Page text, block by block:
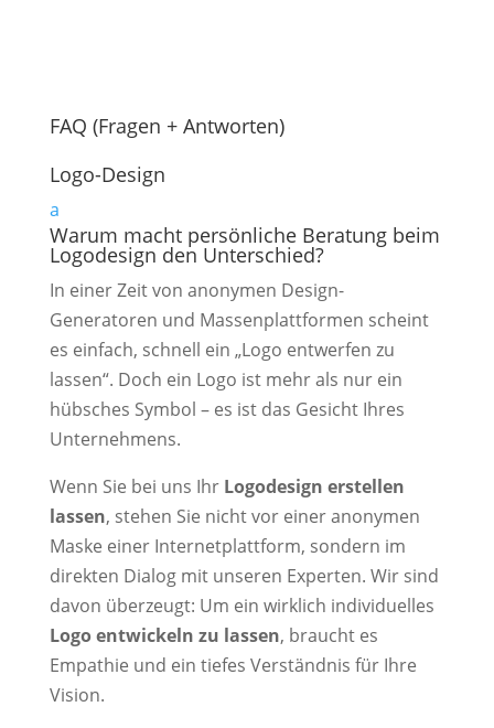
FAQ (Fragen + Antworten)
Logo-Design
a
Warum macht persönliche Beratung beim
Logodesign den Unterschied?
In einer Zeit von anonymen Design-
Generatoren und Massenplattformen scheint
es einfach, schnell ein „Logo entwerfen zu
lassen“. Doch ein Logo ist mehr als nur ein
hübsches Symbol – es ist das Gesicht Ihres
Unternehmens.
Wenn Sie bei uns Ihr Logodesign erstellen
lassen, stehen Sie nicht vor einer anonymen
Maske einer Internetplattform, sondern im
direkten Dialog mit unseren Experten. Wir sind
davon überzeugt: Um ein wirklich individuelles
Logo entwickeln zu lassen, braucht es
Empathie und ein tiefes Verständnis für Ihre
Vision.